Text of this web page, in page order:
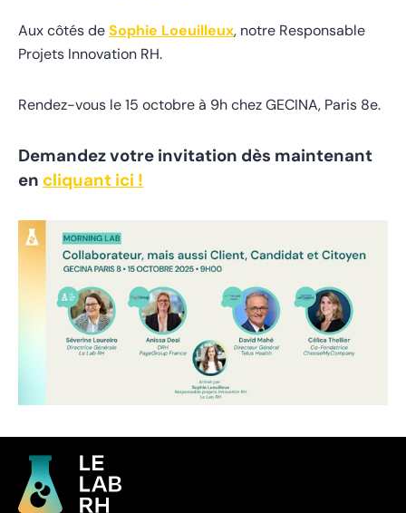
Aux côtés deSophie Loeuilleux, notre Responsable
Projets Innovation RH.
Rendez-vous le 15 octobre à 9h chez GECINA, Paris 8e.
Demandez votre invitation dès maintenant
en cliquant ici !